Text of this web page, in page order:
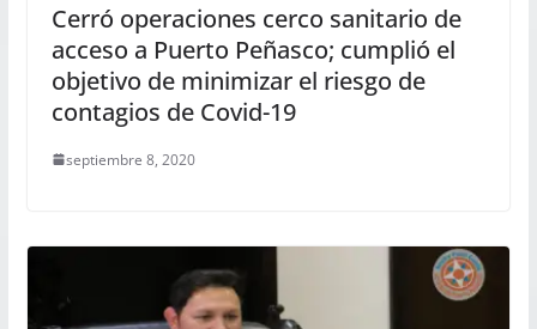
Cerró operaciones cerco sanitario de
acceso a Puerto Peñasco; cumplió el
objetivo de minimizar el riesgo de
contagios de Covid-19
septiembre 8, 2020